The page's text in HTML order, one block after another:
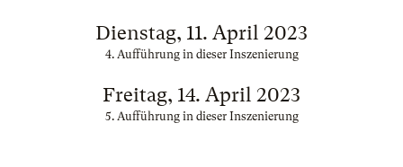
Dienstag, 11. April 2023
4. Aufführung in dieser Inszenierung
Freitag, 14. April 2023
5. Aufführung in dieser Inszenierung